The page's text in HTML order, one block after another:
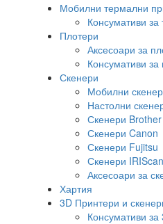
Мобилни термални
Консумативи
Плотери
Аксесоари за
Консумативи за
Скенери
Мобилни
Настолни
Скенери Brother
Скенери Canon
Скенери Fujitsu
Скенери IRIScan
Аксесоари за
Хартия
3D Принтери и
Консумативи